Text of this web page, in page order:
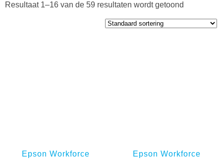
Resultaat 1–16 van de 59 resultaten wordt getoond
Epson Workforce
Epson Workforce